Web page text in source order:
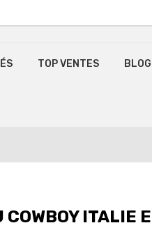
TOP VENTES BLOG
COWBOY ITALIE